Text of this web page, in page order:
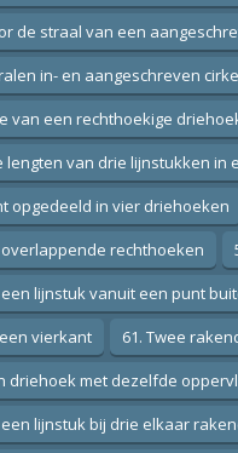
de straal van een
in- en aangeschreven
van een rechthoekige
lengten van drie lijnstukken in
opgedeeld in vier driehoeken
rechthoeken
een lijnstuk vanuit een punt
vierkant
61. Twee
driehoek met dezelfde
een lijnstuk bij drie elkaar